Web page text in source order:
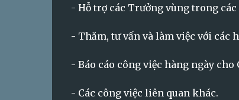
- Hỗ trợ các Trưởng vùng trong
- Thăm, tư vấn và làm việc với các
- Báo cáo công việc hàng ngày cho
- Các công việc liên quan khác.